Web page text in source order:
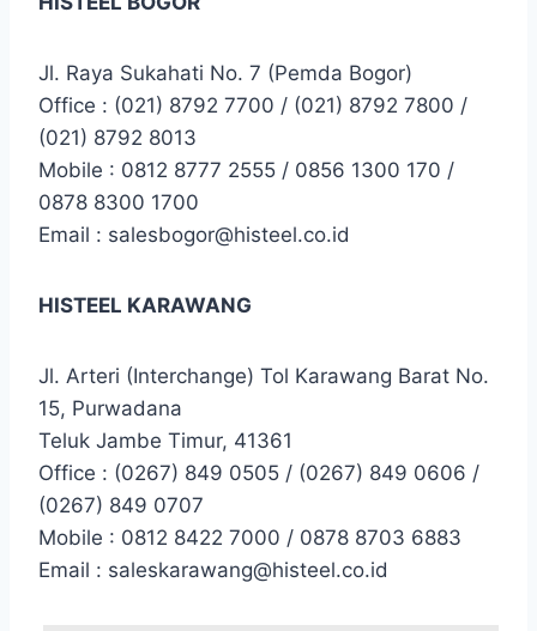
Jl. Raya Sukahati No. 7 (Pemda Bogor)
Office : (021) 8792 7700 / (021) 8792 7800 /
(021) 8792 8013
Mobile : 0812 8777 2555 / 0856 1300 170 /
0878 8300 1700
Email : salesbogor@histeel.co.id
HISTEEL KARAWANG
Jl. Arteri (Interchange) Tol Karawang Barat No.
15, Purwadana
Teluk Jambe Timur, 41361
Office : (0267) 849 0505 / (0267) 849 0606 /
(0267) 849 0707
Mobile : 0812 8422 7000 / 0878 8703 6883
Email : saleskarawang@histeel.co.id